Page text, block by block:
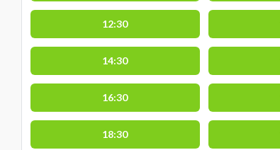
12:30
14:30
16:30
18:30